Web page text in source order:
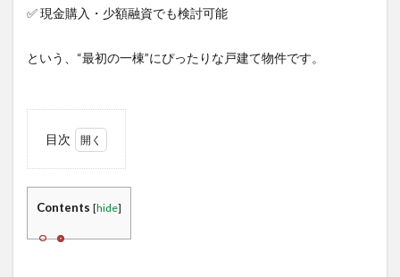
✅ 現金購入・少額融資でも検討可能
という、“最初の一棟”にぴったりな戸建て物件です。
目次
資の
歩
Contents [hide]